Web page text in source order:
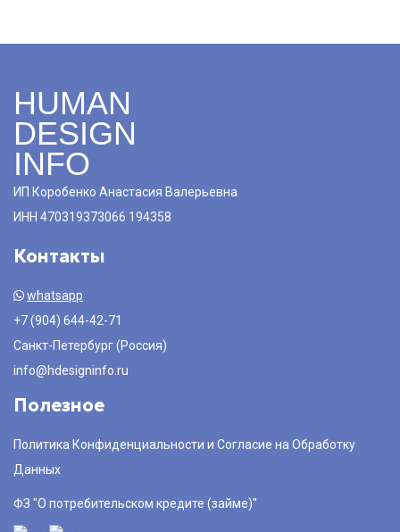
HUMAN
DESIGN
INFO
ИП Коробенко Анастасия Валерьевна
ИНН 470319373066 194358
Контакты
whatsapp
+7 (904) 644-42-71
Санкт-Петербург (Россия)
info@hdesigninfo.ru
Полезное
Политика Конфиденциальности и Согласие на Обработку
Данных
ФЗ "О потребительском кредите (займе)"